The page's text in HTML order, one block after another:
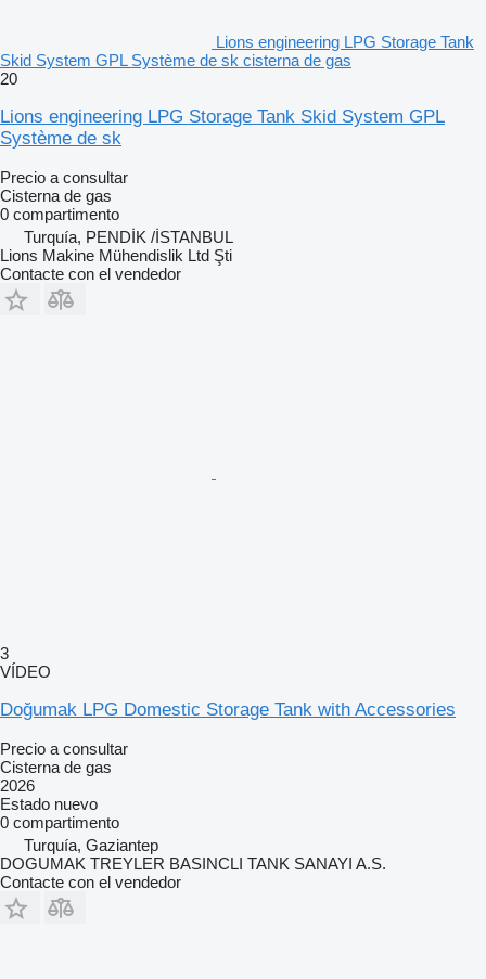
Lions engineering LPG Storage Tank
Skid System GPL Système de sk cisterna de gas
20
Lions engineering LPG Storage Tank Skid System GPL
Système de sk
Precio a consultar
Cisterna de gas
0 compartimento
Turquía, PENDİK /İSTANBUL
Lions Makine Mühendislik Ltd Şti
Contacte con el vendedor
3
VÍDEO
Doğumak LPG Domestic Storage Tank with Accessories
Precio a consultar
Cisterna de gas
2026
Estado nuevo
0 compartimento
Turquía, Gaziantep
DOGUMAK TREYLER BASINCLI TANK SANAYI A.S.
Contacte con el vendedor